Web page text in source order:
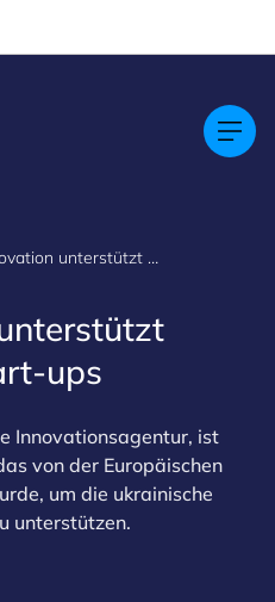
Luxinnovation unterstützt ukrainische Start-ups
ups
Innovationsagentur, ist
von der Europäischen
um die ukrainische
unterstützen.